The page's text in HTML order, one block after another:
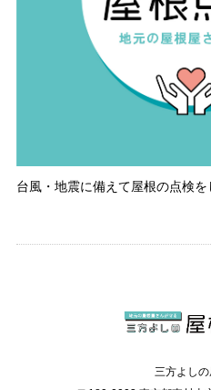
台風・地震に備えて屋根の点検を
三方よし